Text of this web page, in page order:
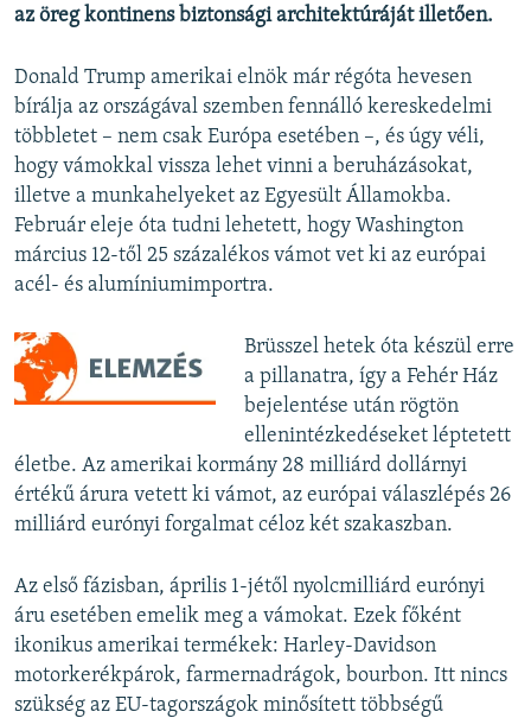
az öreg kontinens biztonsági architektúráját illetően.
Donald Trump amerikai elnök már régóta hevesen
bírálja az országával szemben fennálló kereskedelmi
többletet – nem csak Európa esetében –, és úgy véli,
hogy vámokkal vissza lehet vinni a beruházásokat,
illetve a munkahelyeket az Egyesült Államokba.
Február eleje óta tudni lehetett, hogy Washington
március 12-től 25 százalékos vámot vet ki az európai
acél- és alumíniumimportra.
Brüsszel hetek óta készül erre
a pillanatra, így a Fehér Ház
bejelentése után rögtön
ellenintézkedéseket léptetett
életbe. Az amerikai kormány 28 milliárd dollárnyi
értékű árura vetett ki vámot, az európai válaszlépés 26
milliárd eurónyi forgalmat céloz két szakaszban.
Az első fázisban, április 1-jétől nyolcmilliárd eurónyi
áru esetében emelik meg a vámokat. Ezek főként
ikonikus amerikai termékek: Harley-Davidson
motorkerékpárok, farmernadrágok, bourbon. Itt nincs
szükség az EU-tagországok minősített többségű